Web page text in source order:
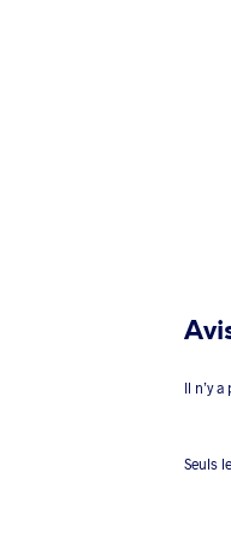
Il n’y a
Seuls